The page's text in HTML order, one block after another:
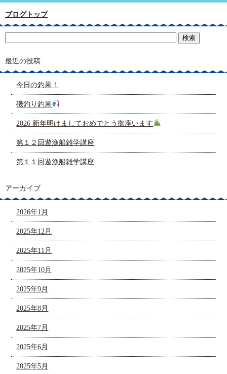
ブログトップ
最近の投稿
今日の釣果！
磯釣り釣果
2026 新年明けましておめでとう御座います
第１２回遊漁船雑学講座
第１１回遊漁船雑学講座
アーカイブ
2026年1月
2025年12月
2025年11月
2025年10月
2025年9月
2025年8月
2025年7月
2025年6月
2025年5月